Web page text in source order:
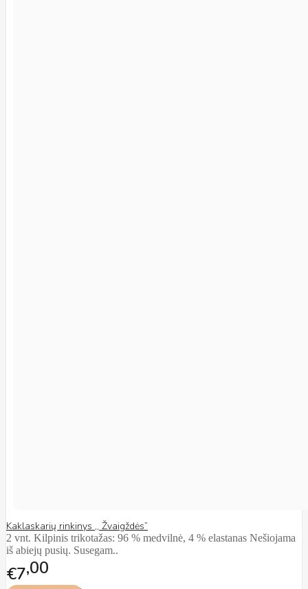
Kaklaskarių rinkinys ,, Žvaigždės”
2 vnt. Kilpinis trikotažas: 96 % medvilnė, 4 % elastanas Nešiojama
iš abiejų pusių. Susegam..
€7 00